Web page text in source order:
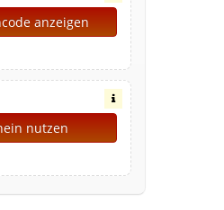
anzeigen
nutzen